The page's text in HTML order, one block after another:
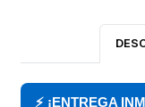
⚡ ¡ENTREGA